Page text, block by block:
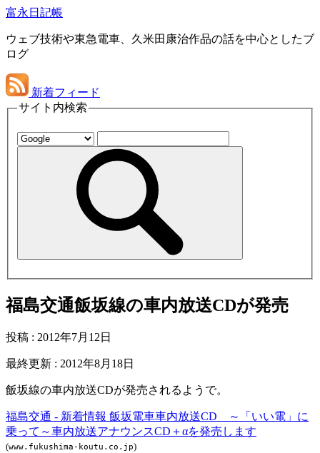
富永日記帳
ウェブ技術や東急電車、久米田康治作品の話を中心としたブ
ログ
新着フィード
サイト内検索
福島交通飯坂線の車内放送CDが発売
投稿 : 2012年7月12日
最終更新 : 2012年8月18日
飯坂線の車内放送CDが発売されるようで。
福島交通 - 新着情報 飯坂電車車内放送CD ～「いい電」に
乗って～車内放送アナウンスCD＋αを発売します
(www.fukushima-koutu.co.jp)